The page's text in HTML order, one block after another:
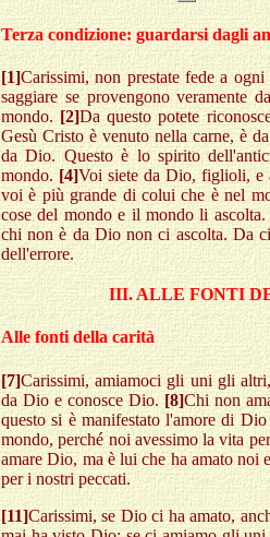
Terza condizione: guardarsi dagli
[1]Carissimi, non prestate fede a
saggiare se provengono veramente
mondo. [2]Da questo potete
Gesù Cristo è venuto nella carne, è
da Dio. Questo è lo spirito
mondo. [4]Voi siete da Dio, figlioli, e
voi è più grande di colui che è nel
cose del mondo e il mondo li ascolta.
chi non è da Dio non ci ascolta. Da
dell'errore.
III. ALLE FONTI
Alle fonti della carità
[7]Carissimi, amiamoci gli uni gli
da Dio e conosce Dio. [8]Chi non
questo si è manifestato l'amore di
mondo, perché noi avessimo la vita
amare Dio, ma è lui che ha amato noi
per i nostri peccati.
[11]Carissimi, se Dio ci ha amato,